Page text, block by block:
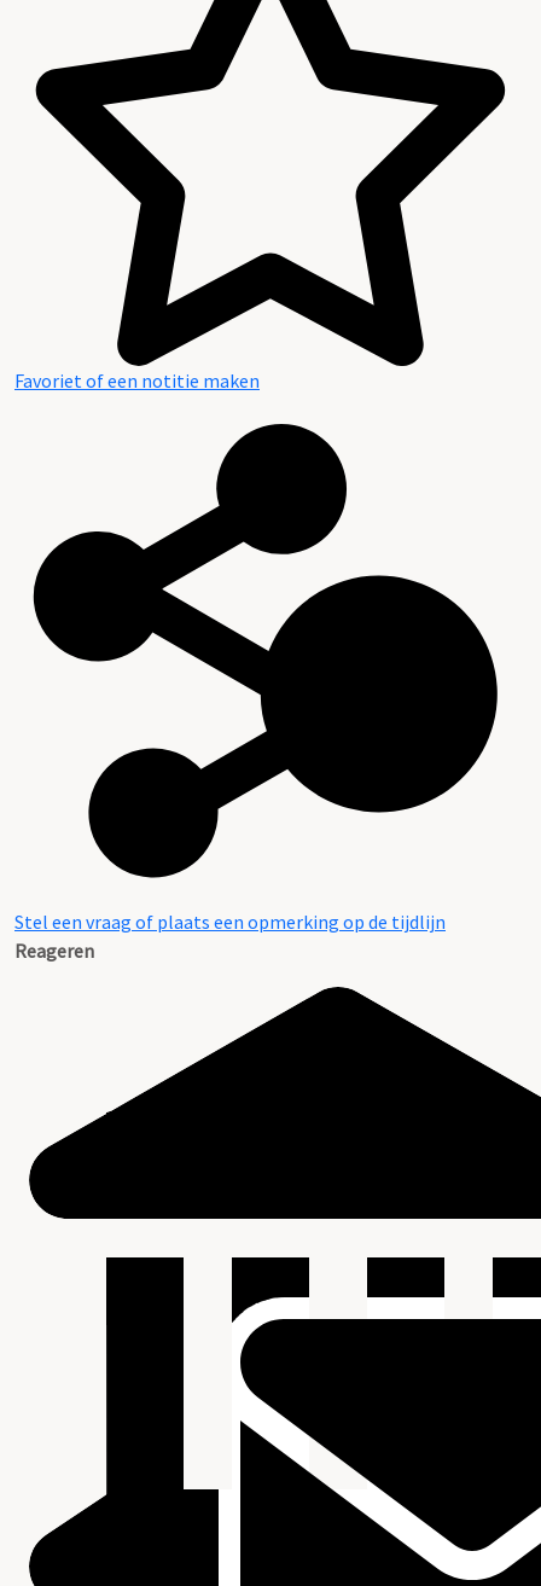
Favoriet of een notitie maken
Stel een vraag of plaats een opmerking op de tijdlijn
Reageren